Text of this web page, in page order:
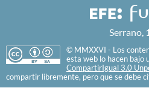
Serrano,
© MMXXVI - Los
esta web lo hacen bajo
CompartirIgual 3.0
compartir libremente, pero que se debe